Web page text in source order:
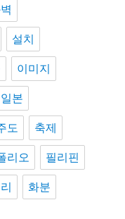
설치
이미지
일본
도 축제
리오 필리핀
화분